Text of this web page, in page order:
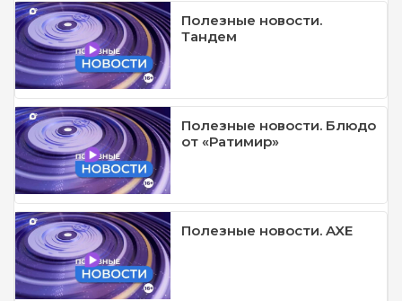
Полезные новости.
Тандем
Полезные новости. Блюдо
от «Ратимир»
Полезные новости. AXE